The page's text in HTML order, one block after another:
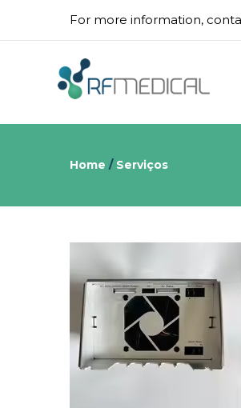
For more information,
Home / Serviços